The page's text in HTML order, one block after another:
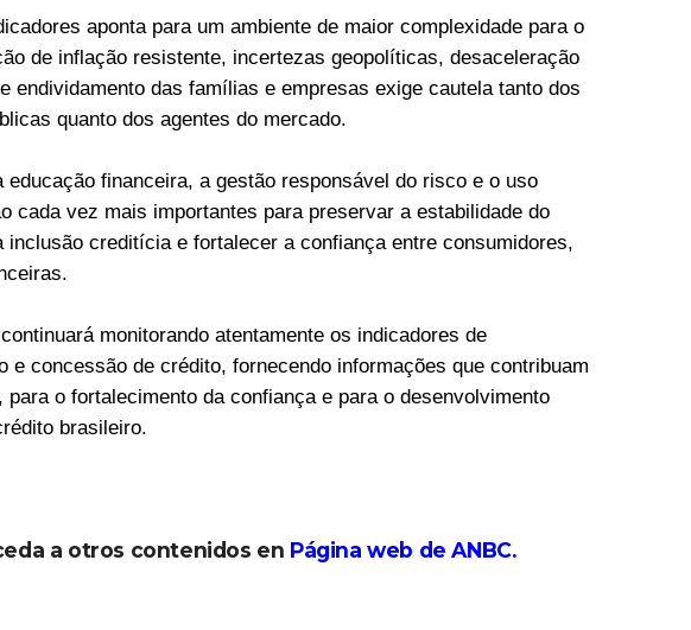
aponta para um ambiente de maior complexidade para o
de inflação resistente, incertezas geopolíticas, desaceleração
endividamento das famílias e empresas exige cautela tanto dos
quanto dos agentes do mercado.
educação financeira, a gestão responsável do risco e o uso
cada vez mais importantes para preservar a estabilidade do
creditícia e fortalecer a confiança entre consumidores,
monitorando atentamente os indicadores de
e concessão de crédito, fornecendo informações que contribuam
o fortalecimento da confiança e para o desenvolvimento
brasileiro.
a otros contenidos en Página web de ANBC.